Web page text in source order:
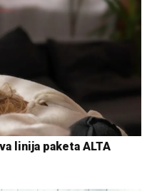
linija paketa ALTA